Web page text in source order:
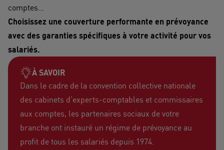
comptes…
Choisissez une couverture performante en prévoyance
avec des garanties spécifiques à votre activité pour vos
salariés.
À SAVOIR
Dans le cadre de la convention collective nationale
des cabinets d’experts-comptables et commissaires
aux comptes, les partenaires sociaux de votre
branche ont instauré un régime de prévoyance au
profit de tous les salariés depuis 1974.